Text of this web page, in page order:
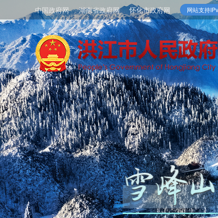
中国政府网 湖南省政府网 怀化市政府网 网站支持